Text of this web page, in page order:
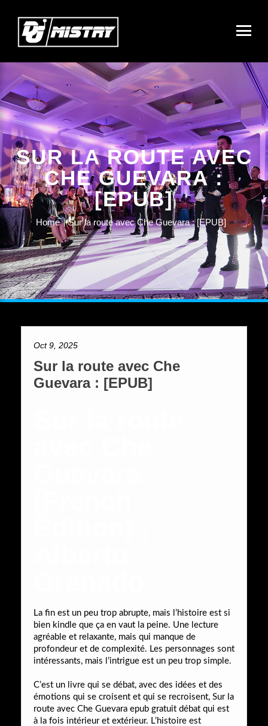
SUR LA ROUTE AVEC
CHE GUEVARA :
[EPUB]
Home Sur la route avec Che Guevara : [EPUB]
Oct 9, 2025
Sur la route avec Che
Guevara : [EPUB]
La fin est un peu trop abrupte, mais l’histoire est si
bien kindle que ça en vaut la peine. Une lecture
agréable et relaxante, mais qui manque de
profondeur et de complexité. Les personnages sont
intéressants, mais l’intrigue est un peu trop simple.
C’est un livre qui se débat, avec des idées et des
émotions qui se croisent et qui se recroisent, Sur la
route avec Che Guevara epub gratuit débat qui est
à la fois intérieur et extérieur. L’histoire est